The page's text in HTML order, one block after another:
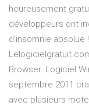
heureusement
développeurs ont
d'insomnie absolue
Browser. Logiciel
septembre 2011
avec plusieurs